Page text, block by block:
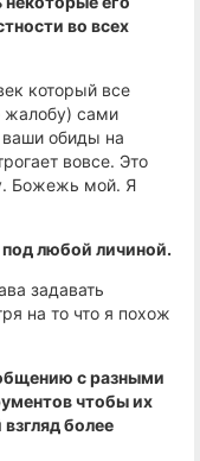
во всех
который все
жалобу) сами
ваши обиды на
вовсе. Это
Божежь мой. Я
любой личиной.
задавать
на то что я похож
с разными
чтобы их
более